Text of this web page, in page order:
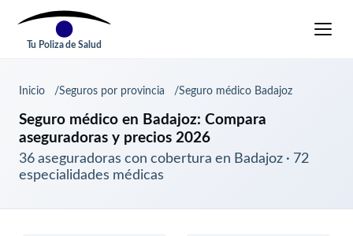
Tu Poliza de Salud
Inicio Seguros por provincia Seguro médico Badajoz
Seguro médico en Badajoz: Compara
aseguradoras y precios 2026
36 aseguradoras con cobertura en Badajoz · 72
especialidades médicas